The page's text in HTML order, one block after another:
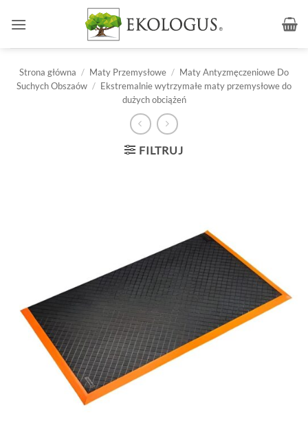
Strona główna / Maty Przemysłowe / Maty Antyzmęczeniowe Do
Suchych Obszaów / Ekstremalnie wytrzymałe maty przemysłowe do
dużych obciążeń
FILTRUJ